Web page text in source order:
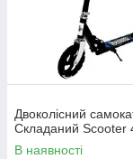
Двоколісний
Складаний Scooter
В наявності